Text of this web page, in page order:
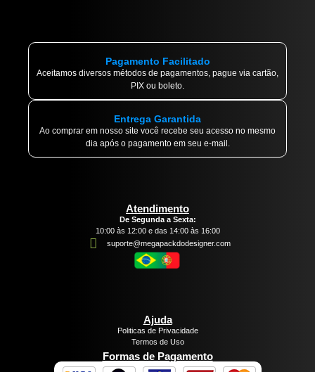
Pagamento Facilitado
Aceitamos diversos métodos de pagamentos, pague via cartão,
PIX ou boleto.
Entrega Garantida
Ao comprar em nosso site você recebe seu acesso no mesmo
dia após o pagamento em seu e-mail.
Atendimento
De Segunda a Sexta:
10:00 às 12:00 e das 14:00 às 16:00
suporte@megapackdodesigner.com
Ajuda
Politicas de Privacidade
Termos de Uso
Formas de Pagamento